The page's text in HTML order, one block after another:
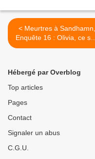
< Meurtres à Sandhamn,
Enquête 16 : Olivia, ce soir
à 20h55 sur Arte
Hébergé par Overblog
Top articles
Pages
Contact
Signaler un abus
C.G.U.